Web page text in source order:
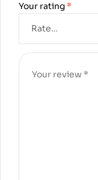
Your rating *